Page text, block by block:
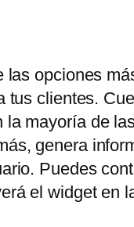
opciones
tus clientes.
la mayoría de
genera
Puedes
el widget en